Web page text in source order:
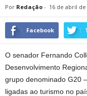
Por Redação - 16 de abril de
Facebook
O senador Fernando
Desenvolvimento
grupo denominado G20
ligadas ao turismo no